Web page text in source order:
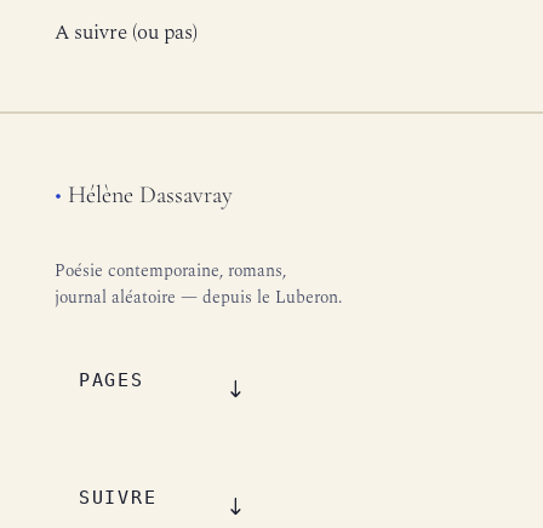
A suivre (ou pas)
• Hélène Dassavray
Poésie contemporaine, romans,
journal aléatoire — depuis le Luberon.
PAGES
SUIVRE